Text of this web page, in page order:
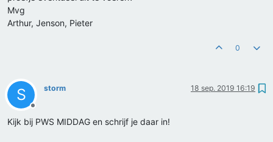
Mvg
Arthur, Jenson, Pieter
0
S
Offline
storm 18 sep. 2019 16:19
Kijk bij PWS MIDDAG en schrijf je daar in!